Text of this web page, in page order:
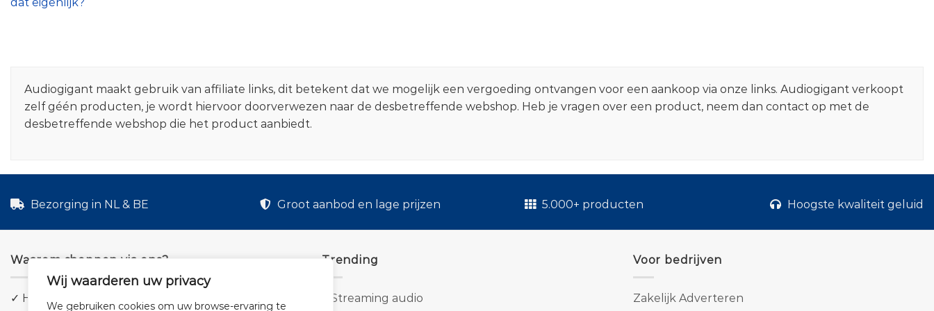
Wij waarderen uw privacy
We gebruiken cookies om uw browse-ervaring te
Audiogigant maakt gebruik van affiliate links, dit betekent dat we mogelijk een vergoeding ontvangen voor een aankoop via onze links. Audiogigant verkoopt
zelf géén producten, je wordt hiervoor doorverwezen naar de desbetreffende webshop. Heb je vragen over een product, neem dan contact op met de
desbetreffende webshop die het product aanbiedt.
Bezorging in NL & BE Groot aanbod en lage prijzen 5.000+ producten Hoogste kwaliteit geluid
Waarom shoppen via ons?
✓ Hoge kwaliteit geluid
Trending
Streaming audio
Voor bedrijven
Zakelijk Adverteren